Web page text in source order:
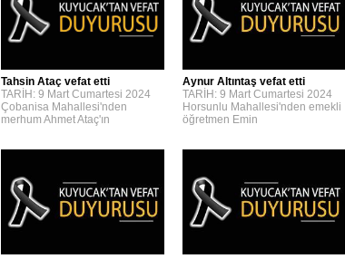
Tahsin Ataç vefat etti
TARİH: 9 Mart Cumartesi 2024
Çobanisa Mahallesi'nden
merhum Ahmet Ataç'ın
Aynur Altıntaş vefat etti
TARİH: 9 Mart Cumartesi 2024
Horsunlu Mahallesi'nden emekli
öğretmen Emin